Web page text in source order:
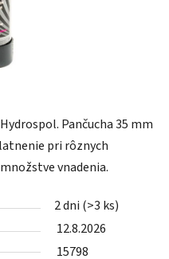
Pančucha 35 mm
pri rôznych
vnadenia.
2 dni (>3 ks)
12.8.2026
15798